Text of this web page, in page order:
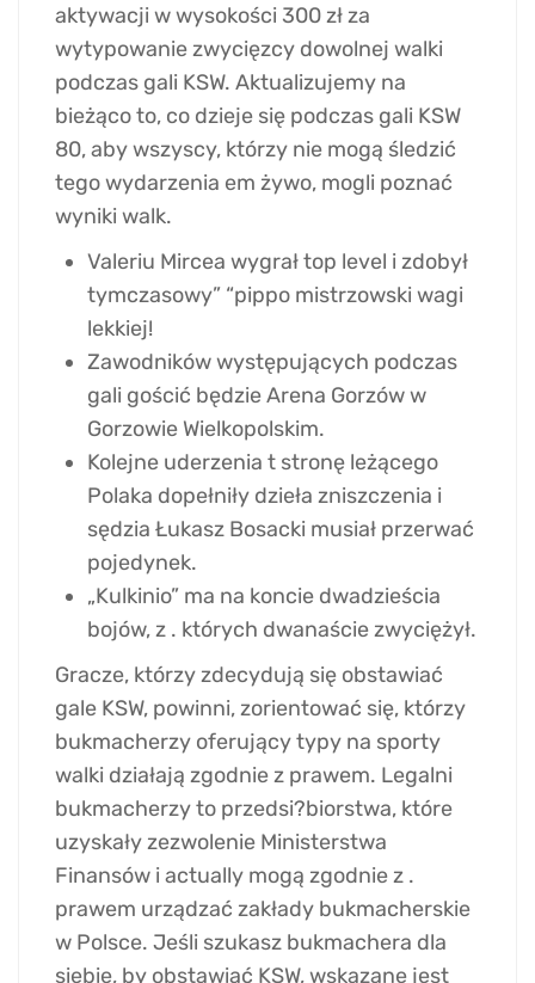
aktywacji w wysokości 300 zł za
wytypowanie zwycięzcy dowolnej walki
podczas gali KSW. Aktualizujemy na
bieżąco to, co dzieje się podczas gali KSW
80, aby wszyscy, którzy nie mogą śledzić
tego wydarzenia em żywo, mogli poznać
wyniki walk.
Valeriu Mircea wygrał top level i zdobył
tymczasowy” “pippo mistrzowski wagi
lekkiej!
Zawodników występujących podczas
gali gościć będzie Arena Gorzów w
Gorzowie Wielkopolskim.
Kolejne uderzenia t stronę leżącego
Polaka dopełniły dzieła zniszczenia i
sędzia Łukasz Bosacki musiał przerwać
pojedynek.
„Kulkinio” ma na koncie dwadzieścia
bojów, z . których dwanaście zwyciężył.
Gracze, którzy zdecydują się obstawiać
gale KSW, powinni, zorientować się, którzy
bukmacherzy oferujący typy na sporty
walki działają zgodnie z prawem. Legalni
bukmacherzy to przedsi?biorstwa, które
uzyskały zezwolenie Ministerstwa
Finansów i actually mogą zgodnie z .
prawem urządzać zakłady bukmacherskie
w Polsce. Jeśli szukasz bukmachera dla
siebie, by obstawiać KSW, wskazane jest